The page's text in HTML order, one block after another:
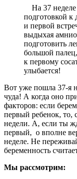
На 37 неделе
подготовкой к
и первой
выдыхая
подготовить
большой
к первому
улыбается!
Вот уже пошла 37-я
чуда! А когда оно
факторов: если
первый ребенок, то,
недели. А, если ты
первый, о вполне
неделе. Не
беременность
Мы рассмотрим: